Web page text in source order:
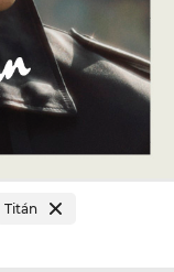
Titán